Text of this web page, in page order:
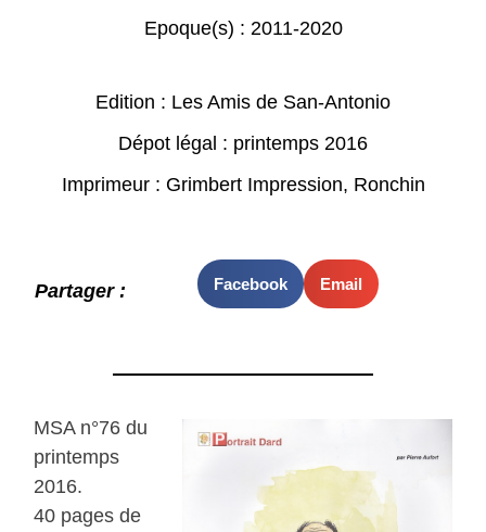
Epoque(s) : 2011-2020
Edition : Les Amis de San-Antonio
Dépot légal : printemps 2016
Imprimeur : Grimbert Impression, Ronchin
Partager : Facebook Email
MSA n°76 du
printemps
2016.
40 pages de